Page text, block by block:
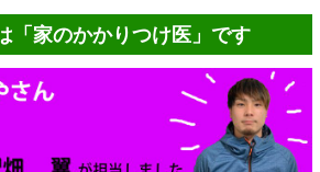
「家のかかりつけ医」です